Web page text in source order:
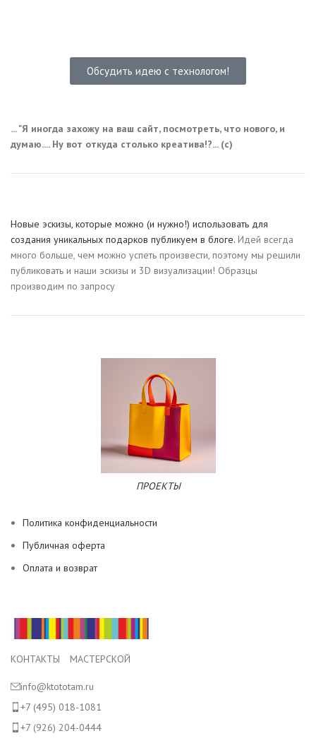
Обсудить идею с технологом!
... "Я иногда захожу на ваш сайт, посмотреть, что нового, и
думаю.... Ну вот откуда столько креатива!?... (с)
Новые эскизы, которые можно (и нужно!) использовать для
создания уникальных подарков публикуем в блоге. Идей всегда
много больше, чем можно успеть произвести, поэтому мы решили
публиковать и наши эскизы и 3D визуализации! Образцы
производим по запросу
ПРОЕКТЫ
Политика конфиденциальности
Публичная оферта
Оплата и возврат
КОНТАКТЫ МАСТЕРСКОЙ
info@ktototam.ru
+7 (495) 018-1081
+7 (926) 204-0444